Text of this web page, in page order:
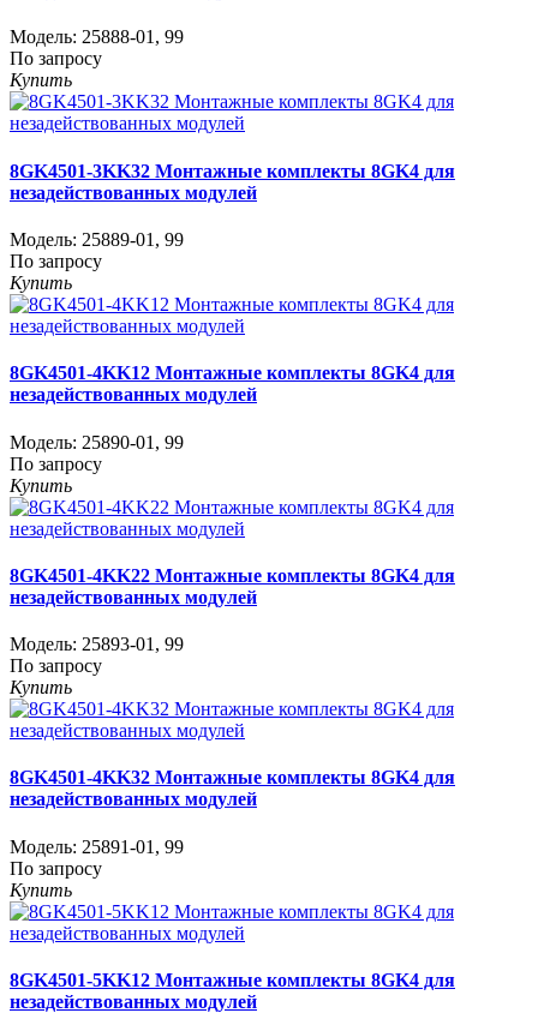
Модель: 25888-01, 99
По запросу
Купить
8GK4501-3KK32 Монтажные комплекты 8GK4 для
незадействованных модулей
Модель: 25889-01 , 99
По запросу
Купить
8GK4501-4KK12 Монтажные комплекты 8GK4 для
незадействованных модулей
Модель: 25890-01 , 99
По запросу
Купить
8GK4501-4KK22 Монтажные комплекты 8GK4 для
незадействованных модулей
Модель: 25893-01 , 99
По запросу
Купить
8GK4501-4KK32 Монтажные комплекты 8GK4 для
незадействованных модулей
Модель: 25891-01 , 99
По запросу
Купить
8GK4501-5KK12 Монтажные комплекты 8GK4 для
незадействованных модулей